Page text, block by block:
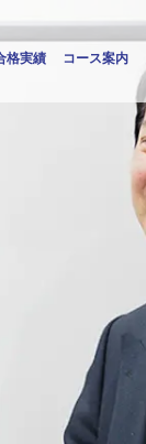
格実績 コース案内